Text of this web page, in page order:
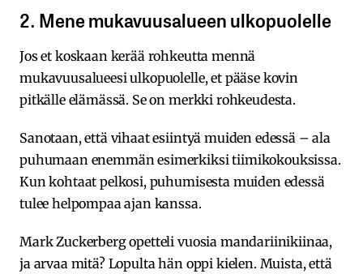
2. Mene mukavuusalueen ulkopuolelle
Jos et koskaan kerää rohkeutta mennä
mukavuusalueesi ulkopuolelle, et pääse kovin
pitkälle elämässä. Se on merkki rohkeudesta.
Sanotaan, että vihaat esiintyä muiden edessä – ala
puhumaan enemmän esimerkiksi tiimikokouksissa.
Kun kohtaat pelkosi, puhumisesta muiden edessä
tulee helpompaa ajan kanssa.
Mark Zuckerberg opetteli vuosia mandariinikiinaa,
ja arvaa mitä? Lopulta hän oppi kielen. Muista, että